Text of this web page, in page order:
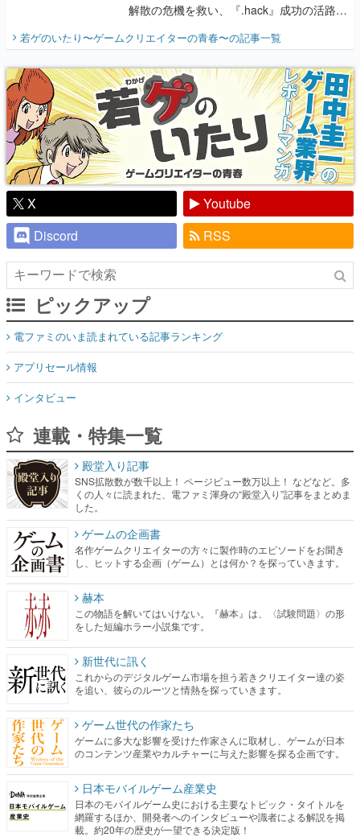
解散の危機を救い、『.hack』成功の活路を
『少年ジャンプ』色だった【若ゲのいた
り】
若ゲのいたり〜ゲームクリエイターの青春〜の記事一覧
X
Youtube
Discord
RSS
ピックアップ
電ファミのいま読まれている記事ランキング
アプリセール情報
インタビュー
連載・特集一覧
殿堂入り記事
SNS拡散数が数千以上！ ページビュー数万以上！ などなど。多
くの人々に読まれた、電ファミ渾身の“殿堂入り”記事をまとめま
した。
ゲームの企画書
名作ゲームクリエイターの方々に製作時のエピソードをお聞き
し、ヒットする企画（ゲーム）とは何か？を探っていきます。
赫本
この物語を解いてはいけない。『赫本』は、〈試験問題〉の形
をした短編ホラー小説集です。
新世代に訊く
これからのデジタルゲーム市場を担う若きクリエイター達の姿
を追い、彼らのルーツと情熱を探っていきます。
ゲーム世代の作家たち
ゲームに多大な影響を受けた作家さんに取材し、ゲームが日本
のコンテンツ産業やカルチャーに与えた影響を探る企画です。
日本モバイルゲーム産業史
日本のモバイルゲーム史における主要なトピック・タイトルを
網羅するほか、開発者へのインタビューや識者による解説を掲
載。約20年の歴史が一望できる決定版！